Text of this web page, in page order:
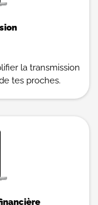
la transmission
tes proches.